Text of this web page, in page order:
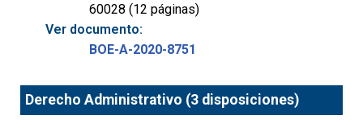
60028 (12 páginas)
Ver documento:
BOE-A-2020-8751
Derecho Administrativo (3 disposiciones)